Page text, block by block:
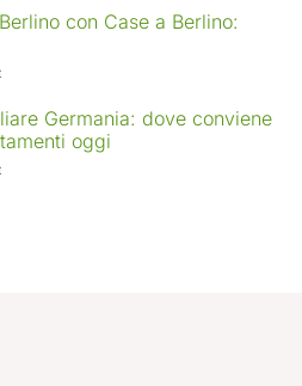
in
Europa:
in
crescita
rendimenti
con Case a Berlino:
für
casa
a
Berlino
con
Germania: dove conviene
oggi
für